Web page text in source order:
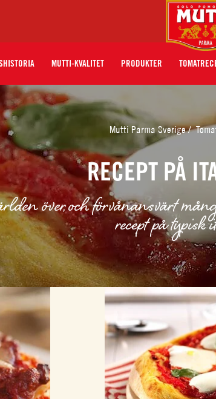
MUTTI-KVALITET PRODUKTER
Mutti Parma Sverige/
RECEPT PÅ
över, och förvånansvärt
recept på